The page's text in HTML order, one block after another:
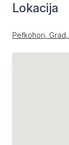
Lokacija
Pefkohori,